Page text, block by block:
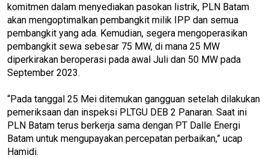
komitmen dalam menyediakan pasokan listrik, PLN Batam
akan mengoptimalkan pembangkit milik IPP dan semua
pembangkit yang ada. Kemudian, segera mengoperasikan
pembangkit sewa sebesar 75 MW, di mana 25 MW
diperkirakan beroperasi pada awal Juli dan 50 MW pada
September 2023.
“Pada tanggal 25 Mei ditemukan gangguan setelah dilakukan
pemeriksaan dan inspeksi PLTGU DEB 2 Panaran. Saat ini
PLN Batam terus berkerja sama dengan PT Dalle Energi
Batam untuk mengupayakan percepatan perbaikan,” ucap
Hamidi.